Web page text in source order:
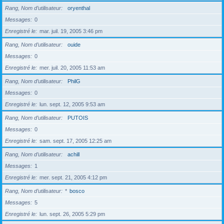
Rang, Nom d’utilisateur
oryenthal
Messages
0
Enregistré le
mar. juil. 19, 2005 3:46 pm
Rang, Nom d’utilisateur
ouide
Messages
0
Enregistré le
mer. juil. 20, 2005 11:53 am
Rang, Nom d’utilisateur
PhilG
Messages
0
Enregistré le
lun. sept. 12, 2005 9:53 am
Rang, Nom d’utilisateur
PUTOIS
Messages
0
Enregistré le
sam. sept. 17, 2005 12:25 am
Rang, Nom d’utilisateur
achill
Messages
1
Enregistré le
mer. sept. 21, 2005 4:12 pm
Rang, Nom d’utilisateur * bosco
Messages
5
Enregistré le
lun. sept. 26, 2005 5:29 pm